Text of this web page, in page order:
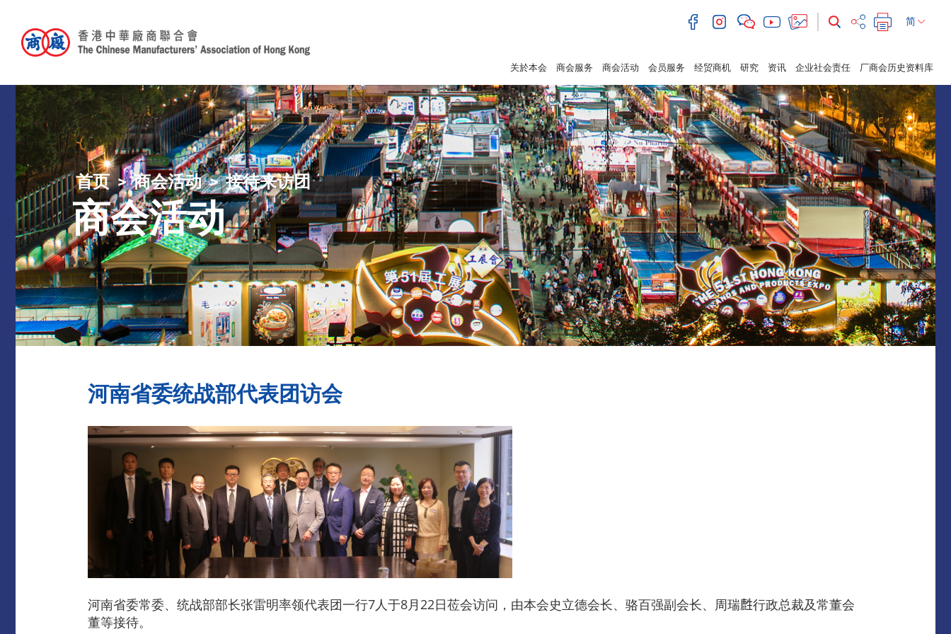
简
关於本会 商会服务 商会活动 会员服务 经贸商机 研究 资讯 企业社会责任 厂商会历史资料库
首页 商会活动 接待来访团
商会活动
河南省委统战部代表团访会
河南省委常委、统战部部长张雷明率领代表团一行7人于8月22日莅会访问，由本会史立德会长、骆百强副会长、周瑞𪊟行政总裁及常董会
董等接待。